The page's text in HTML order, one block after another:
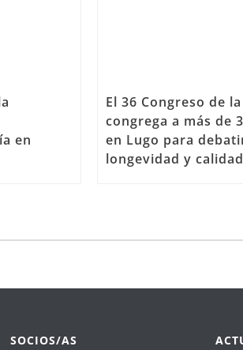
en
El 36 Congreso de la
congrega a más de
en Lugo para
longevidad y
SOCIOS/AS